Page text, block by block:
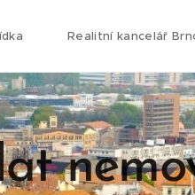
Realitní kancelář